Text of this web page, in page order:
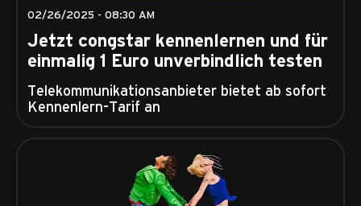
02/26/2025 - 08:30 AM
Jetzt congstar kennenlernen und für
einmalig 1 Euro unverbindlich testen
Telekommunikationsanbieter bietet ab sofort
Kennenlern-Tarif an